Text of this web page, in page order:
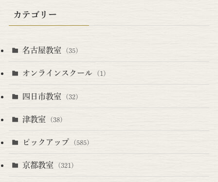
カテゴリー
名古屋教室 (35)
オンラインスクール (1)
四日市教室 (32)
津教室 (38)
ピックアップ (585)
京都教室 (321)